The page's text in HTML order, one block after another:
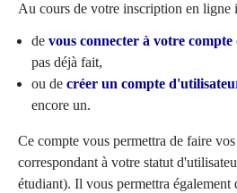
Au cours de votre inscription en ligne
de vous connecter à votre
pas déjà fait,
ou de créer un compte
encore un.
Ce compte vous permettra de faire
correspondant à votre statut
étudiant). Il vous permettra également